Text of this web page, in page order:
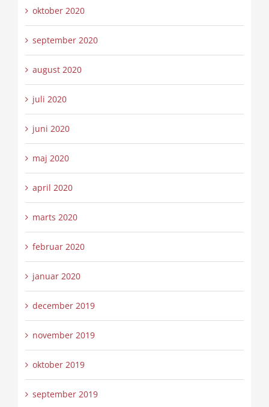
oktober 2020
september 2020
august 2020
juli 2020
juni 2020
maj 2020
april 2020
marts 2020
februar 2020
januar 2020
december 2019
november 2019
oktober 2019
september 2019